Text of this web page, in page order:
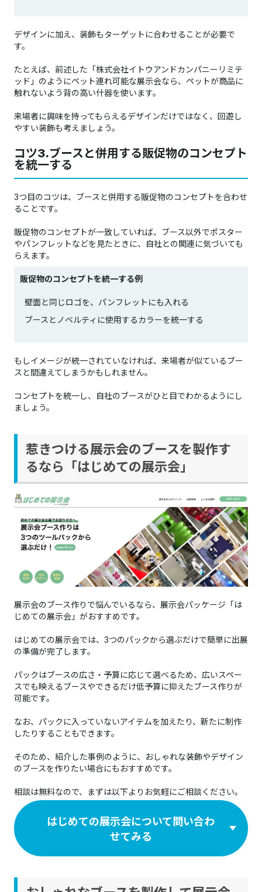
デザインに加え、装飾もターゲットに合わせることが必要で
す。
たとえば、前述した「株式会社イトウアンドカンパニーリミテ
ッド」のようにペット連れ可能な展示会なら、ペットが商品に
触れないよう背の高い什器を使います。
来場者に興味を持ってもらえるデザインだけではなく、回遊し
やすい装飾も考えましょう。
コツ3.ブースと併用する販促物のコンセプト
を統一する
3つ目のコツは、ブースと併用する販促物のコンセプトを合わせ
ることです。
販促物のコンセプトが一致していれば、ブース以外でポスター
やパンフレットなどを見たときに、自社との関連に気づいても
らえます。
販促物のコンセプトを統一する例
壁面と同じロゴを、パンフレットにも入れる
ブースとノベルティに使用するカラーを統一する
もしイメージが統一されていなければ、来場者が似ているブー
スと間違えてしまうかもしれません。
コンセプトを統一し、自社のブースがひと目でわかるようにし
ましょう。
惹きつける展示会のブースを製作す
るなら「はじめての展示会」
展示会のブース作りで悩んでいるなら、展示会パッケージ「は
じめての展示会」がおすすめです。
はじめての展示会では、3つのパックから選ぶだけで簡単に出展
の準備が完了します。
パックはブースの広さ・予算に応じて選べるため、広いスペー
スでも映えるブースやできるだけ低予算に抑えたブース作りが
可能です。
なお、パックに入っていないアイテムを加えたり、新たに制作
したりすることもできます。
そのため、紹介した事例のように、おしゃれな装飾やデザイン
のブースを作りたい場合にもおすすめです。
相談は無料なので、まずは以下よりお気軽にご相談ください。
はじめての展示会について問い合わ
せてみる